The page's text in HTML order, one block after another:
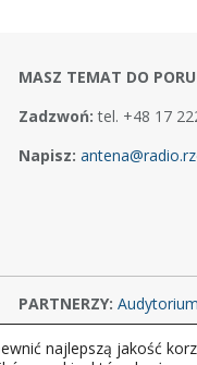
MASZ TEMAT DO
Zadzwoń: tel. +48 17
Napisz:
PARTNERZY:
S.A. w likwidacj.
najlepszą jakość